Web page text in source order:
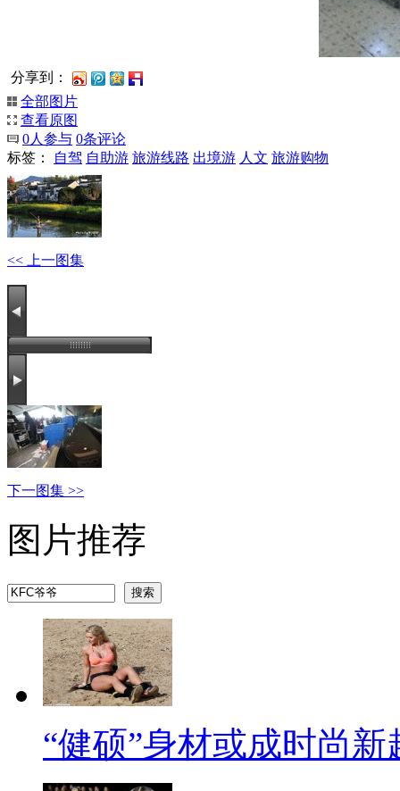
分享到：
全部图片
查看原图
0人参与 0条评论
标签：
自驾 自助游 旅游线路 出境游 人文 旅游购物
<< 上一图集
下一图集 >>
图片推荐
“健硕”身材或成时尚新